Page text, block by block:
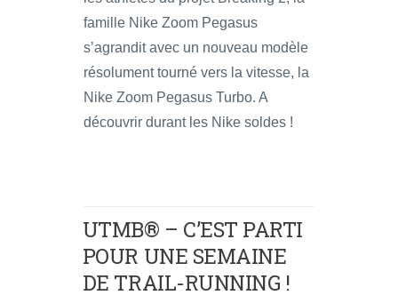
famille Nike Zoom Pegasus
s’agrandit avec un nouveau modèle
résolument tourné vers la vitesse, la
Nike Zoom Pegasus Turbo. A
découvrir durant les Nike soldes !
UTMB® – C’EST PARTI
POUR UNE SEMAINE
DE TRAIL-RUNNING !